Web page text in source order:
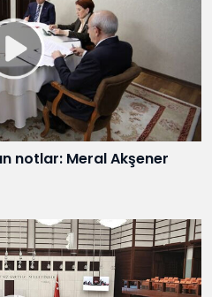
notlar: Meral Akşener